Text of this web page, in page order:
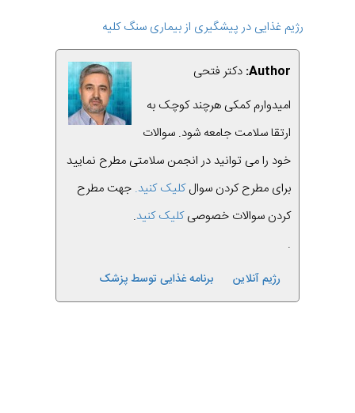
رژیم غذایی در پیشگیری از بیماری سنگ کلیه
Author: دکتر فتحی
امیدوارم کمکی هرچند کوچک به
ارتقا سلامت جامعه شود. سوالات
خود را می توانید در انجمن سلامتی مطرح نمایید
برای مطرح کردن سوالکلیک کنید. جهت مطرح
کردن سوالات خصوصیکلیک کنید.
.
رژیم آنلاین برنامه غذایی توسط پزشک